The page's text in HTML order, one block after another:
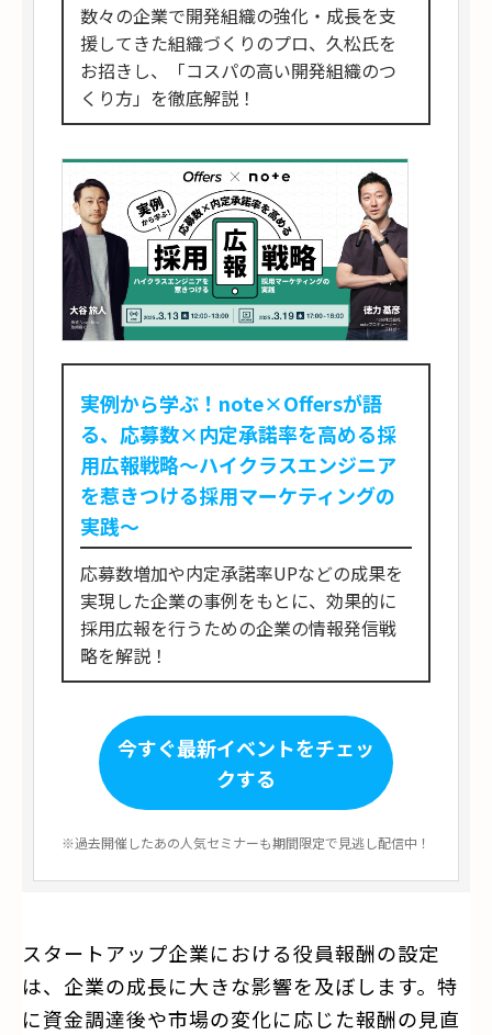
数々の企業で開発組織の強化・成長を支
援してきた組織づくりのプロ、久松氏を
お招きし、「コスパの高い開発組織のつ
くり方」を徹底解説！
実例から学ぶ！note×Offersが語
る、応募数×内定承諾率を高める採
用広報戦略～ハイクラスエンジニア
を惹きつける採用マーケティングの
実践～
応募数増加や内定承諾率UPなどの成果を
実現した企業の事例をもとに、効果的に
採用広報を行うための企業の情報発信戦
略を解説！
今すぐ最新イベントをチェッ
クする
※過去開催したあの人気セミナーも期間限定で見逃し配信中！
スタートアップ企業における役員報酬の設定
は、企業の成長に大きな影響を及ぼします。特
に資金調達後や市場の変化に応じた報酬の見直